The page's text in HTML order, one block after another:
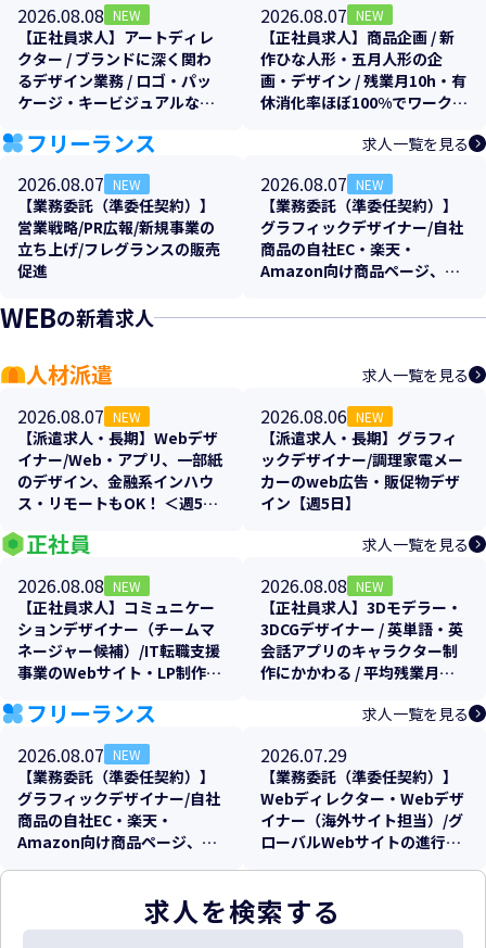
2026.08.08 NEW
【正社員求人】アートディレ
クター / ブランドに深く関わ
るデザイン業務 / ロゴ・パッ
ケージ・キービジュアルなど
祝休み
2026.08.07 NEW
【正社員求人】商品企画 / 新
作ひな人形・五月人形の企
画・デザイン / 残業月10h・有
休消化率ほぼ100%でワークラ
フリーランス 求人一覧を見る
2026.08.07 NEW
【業務委託（準委任契約）】
営業戦略/PR広報/新規事業の
立ち上げ/フレグランスの販売
促進
2026.08.07 NEW
【業務委託（準委任契約）】
グラフィックデザイナー/自社
商品の自社EC・楽天・
Amazon向け商品ページ、各
支援
WEBの新着求人
人材派遣 求人一覧を見る
2026.08.07 NEW
【派遣求人・長期】Webデザ
イナー/Web・アプリ、一部紙
のデザイン、金融系インハウ
ス・リモートもOK！ ＜週5日
2026.08.06 NEW
【派遣求人・長期】グラフィ
ックデザイナー/調理家電メー
カーのweb広告・販促物デザ
イン【週5日】
正社員 求人一覧を見る
2026.08.08 NEW
【正社員求人】コミュニケー
ションデザイナー（チームマ
ネージャー候補）/IT転職支援
事業のWebサイト・LP制作/
週2リモート可
2026.08.08 NEW
【正社員求人】3Dモデラー・
3DCGデザイナー / 英単語・英
会話アプリのキャラクター制
作にかかわる / 平均残業月
フリーランス 求人一覧を見る
2026.08.07 NEW
【業務委託（準委任契約）】
グラフィックデザイナー/自社
商品の自社EC・楽天・
Amazon向け商品ページ、各
2026.07.29
【業務委託（準委任契約）】
Webディレクター・Webデザ
イナー（海外サイト担当）/グ
ローバルWebサイトの進行管
求人を検索する